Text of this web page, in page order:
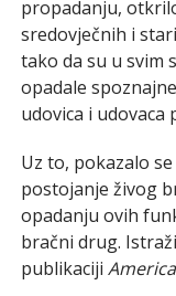
propadanju,
sredovječnih i
tako da su u svim
opadale
udovica i
Uz to, pokazalo
postojanje živog
opadanju ovih
bračni drug.
publikaciji